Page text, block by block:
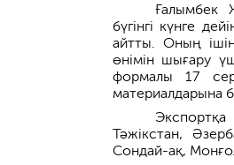
Ғалымбек
бүгінгі күнге
айтты. Оның
өнімін шығару
формалы 17
материалдарына
Тәжікстан,
Сондай-ақ,